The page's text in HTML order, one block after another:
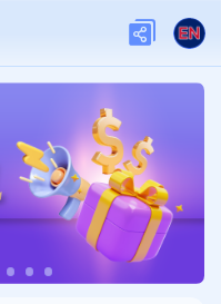
404